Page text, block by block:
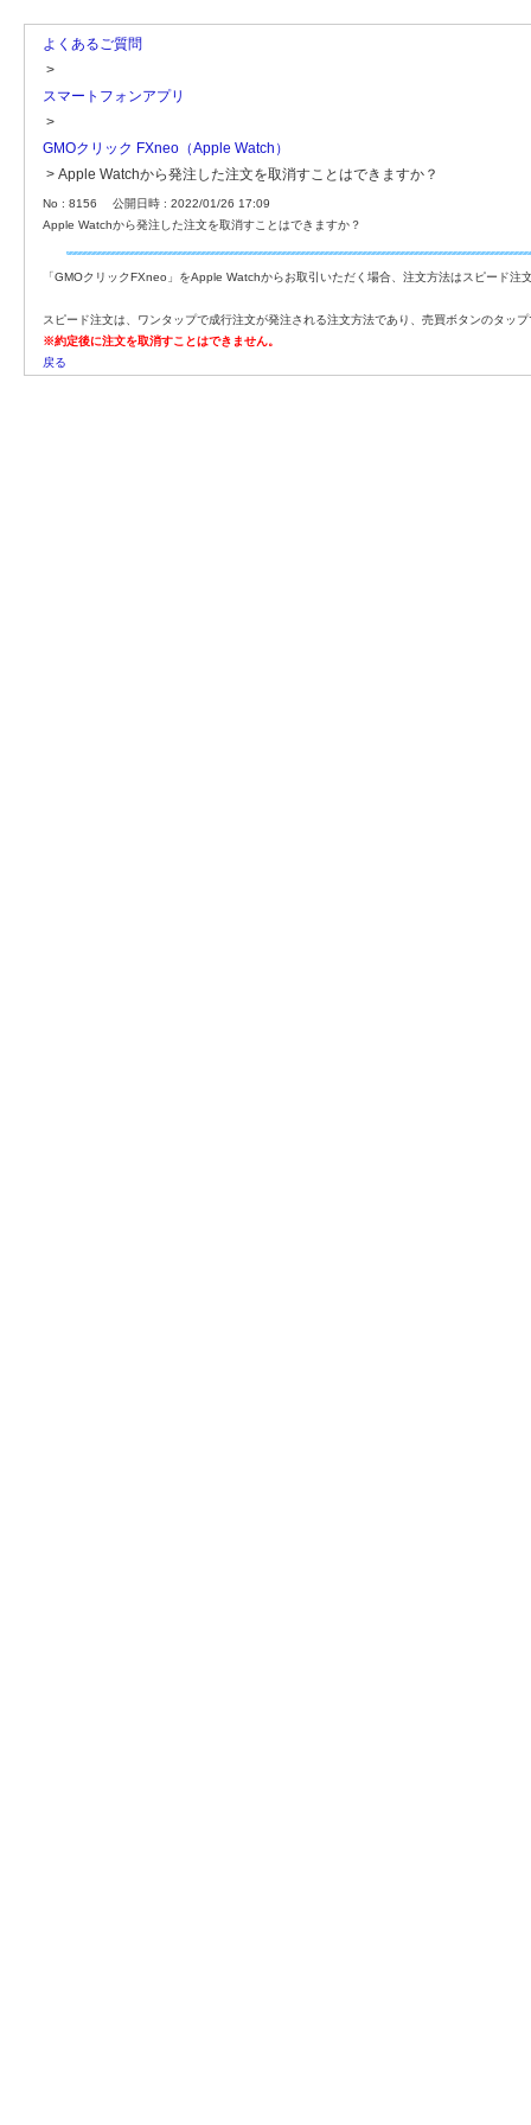
よくあるご質問
>
スマートフォンアプリ
>
GMOクリック FXneo（Apple Watch）
> Apple Watchから発注した注文を取消すことはできますか？
No : 8156
公開日時 : 2022/01/26 17:09
Apple Watchから発注した注文を取消すことはできますか？
「GMOクリックFXneo」をApple Watchからお取引いただく場合、注文方法はスピード注
スピード注文は、ワンタップで成行注文が発注される注文方法であり、売買ボタンのタッ
※約定後に注文を取消すことはできません。
戻る